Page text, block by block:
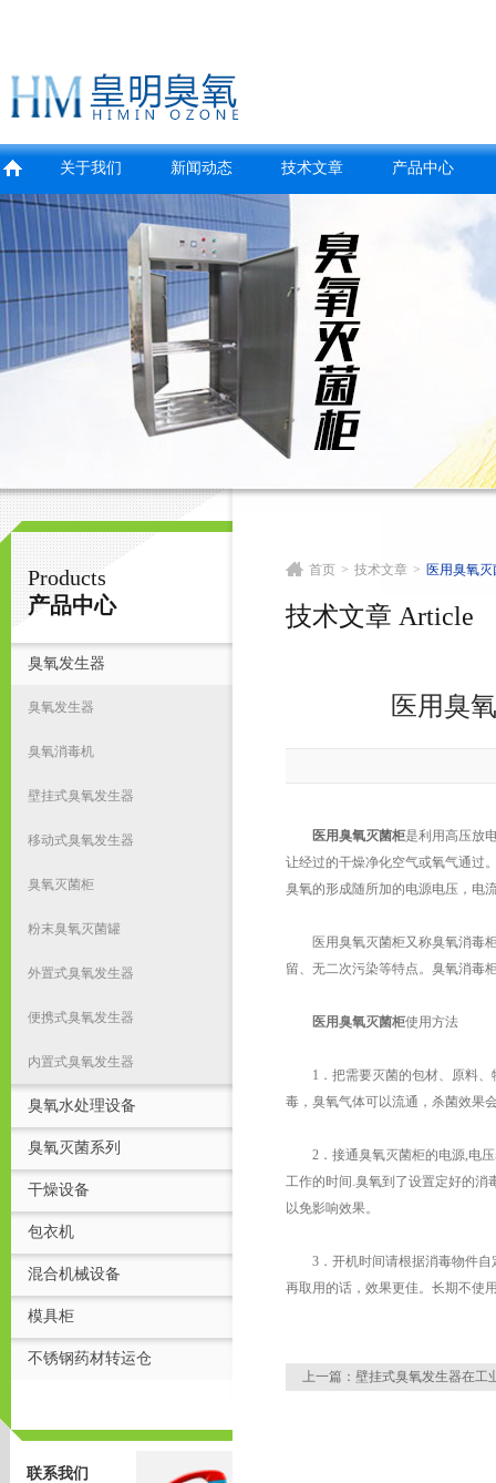
南京皇明臭氧机电设备厂
关于我们 新闻动态 技术文章 产品中心
Products
产品中心
臭氧发生器
臭氧发生器
臭氧消毒机
壁挂式臭氧发生器
移动式臭氧发生器
臭氧灭菌柜
粉末臭氧灭菌罐
外置式臭氧发生器
便携式臭氧发生器
内置式臭氧发生器
臭氧水处理设备
臭氧灭菌系列
干燥设备
包衣机
混合机械设备
模具柜
不锈钢药材转运仓
联系我们
首页 > 技术文章 > 医用臭氧
技术文章 Article
医用臭
医用臭氧灭菌柜是利用高压放
让经过的干燥净化空气或氧气通过
臭氧的形成随所加的电源电压，电
医用臭氧灭菌柜又称臭氧消毒
留、无二次污染等特点。臭氧消毒
医用臭氧灭菌柜使用方法
1．把需要灭菌的包材、原料、
毒，臭氧气体可以流通，杀菌效果
2．接通臭氧灭菌柜的电源,电压
工作的时间.臭氧到了设置定好的消
以免影响效果。
3．开机时间请根据消毒物件自
再取用的话，效果更佳。长期不使
上一篇： 壁挂式臭氧发生器在工